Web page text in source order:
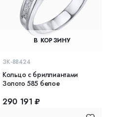
В КОРЗИНУ
ЗК-88424
Кольцо с бриллиантами
Золото 585 белое
290 191 ₽